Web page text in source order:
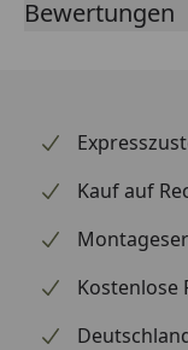
bestens gerüstet.
Bewertungen
Kauf auf
Kostenlose